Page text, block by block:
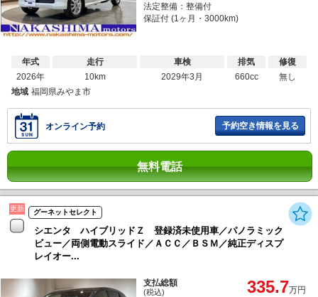
法定整備：整備付
保証付 (1ヶ月・3000km)
年式
2026年
走行
10km
車検
2029年3月
排気
660cc
修復
無し
地域 福岡県みやま市
オンライン予約 予約空き情報を見る
無料電話
更新 グーネットセレクト
シエンタ ハイブリッドＺ 登録済未使用車／パノラミック
ビュー／両側電動スライド／ＡＣＣ／ＢＳＭ／純正ディスプ
レイオー...
支払総額
(税込) 335.7万円